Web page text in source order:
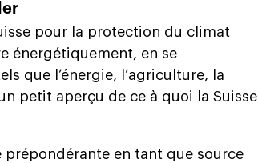
pour la protection du climat
énergétiquement, en se
que l’énergie, l’agriculture, la
petit aperçu de ce à quoi la Suisse
prépondérante en tant que source